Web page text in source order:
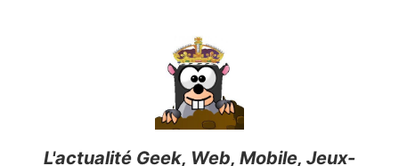
L'actualité Geek, Web, Mobile, Jeux-